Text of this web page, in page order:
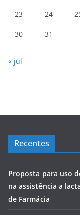
23 24
30 31
« jul
Recentes
Proposta para uso
na assistência a
de Farmácia